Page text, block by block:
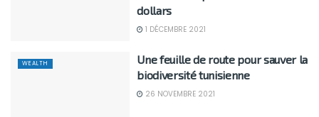
dollars
1 DÉCEMBRE 2021
WEALTH
Une feuille de route pour sauver la
biodiversité tunisienne
26 NOVEMBRE 2021